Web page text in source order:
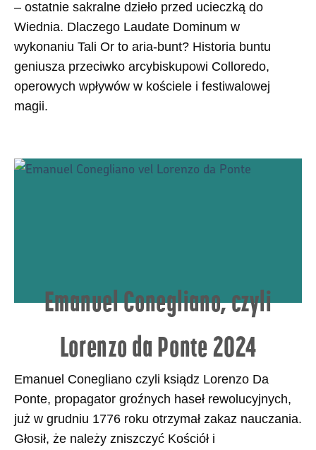
– ostatnie sakralne dzieło przed ucieczką do
Wiednia. Dlaczego Laudate Dominum w
wykonaniu Tali Or to aria-bunt? Historia buntu
geniusza przeciwko arcybiskupowi Colloredo,
operowych wpływów w kościele i festiwalowej
magii.
Emanuel Conegliano, czyli
Lorenzo da Ponte 2024
Emanuel Conegliano czyli ksiądz Lorenzo Da
Ponte, propagator groźnych haseł rewolucyjnych,
już w grudniu 1776 roku otrzymał zakaz nauczania.
Głosił, że należy zniszczyć Kościół i